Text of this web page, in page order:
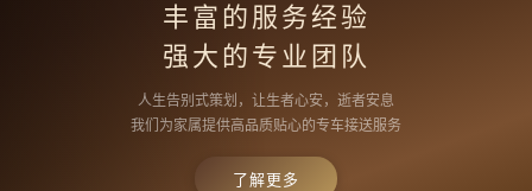
丰富的服务经验
强大的专业团队
人生告别式策划，让生者心安，逝者安息
我们为家属提供高品质贴心的专车接送服务
了解更多